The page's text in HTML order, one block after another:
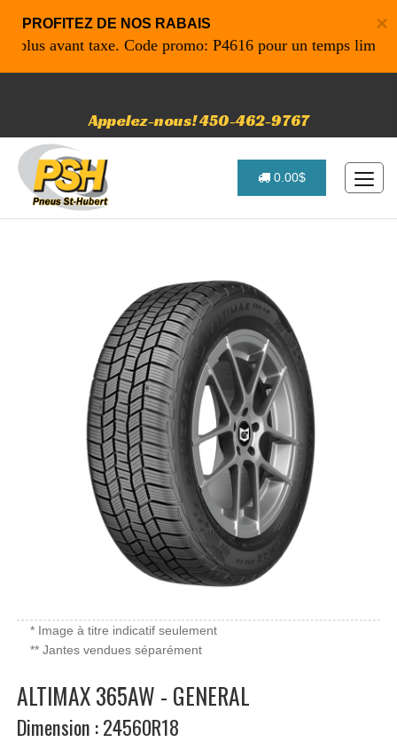
×
PROFITEZ DE NOS RABAIS
avant taxe. Code promo: P4616 pour un temps limité
Appelez-nous! 450-462-9767
0.00$
* Image à titre indicatif seulement
** Jantes vendues séparément
ALTIMAX 365AW - GENERAL
Dimension : 24560R18